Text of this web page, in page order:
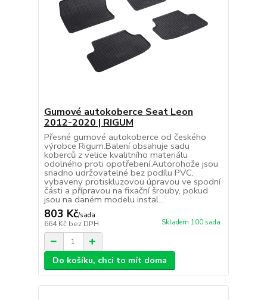
Gumové autokoberce Seat Leon
2012-2020 | RIGUM
Přesné gumové autokoberce od českého
výrobce Rigum.Balení obsahuje sadu
koberců z velice kvalitního materiálu
odolného proti opotřebení.Autorohože jsou
snadno udržovatelné bez podílu PVC,
vybaveny protiskluzovou úpravou ve spodní
části a přípravou na fixační šrouby, pokud
jsou na daném modelu instal...
803 Kč/sada
664 Kč bez DPH Skladem 100 sada
Do košíku, chci to mít doma